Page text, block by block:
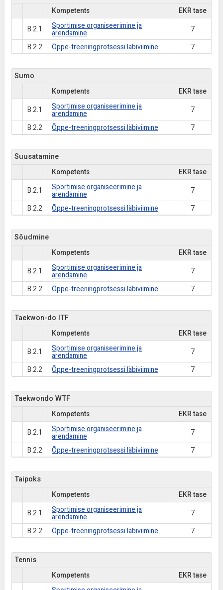
Kompetents EKR tase
B.2.1
Sportimise organiseerimine ja
arendamine
7
B.2.2 Õppe-treeningprotsessi läbiviimine 7
Sumo
Kompetents EKR tase
B.2.1
Sportimise organiseerimine ja
arendamine
7
B.2.2 Õppe-treeningprotsessi läbiviimine 7
Suusatamine
Kompetents EKR tase
B.2.1
Sportimise organiseerimine ja
arendamine
7
B.2.2 Õppe-treeningprotsessi läbiviimine 7
Sõudmine
Kompetents EKR tase
B.2.1
Sportimise organiseerimine ja
arendamine
7
B.2.2 Õppe-treeningprotsessi läbiviimine 7
Taekwon-do ITF
Kompetents EKR tase
B.2.1
Sportimise organiseerimine ja
arendamine
7
B.2.2 Õppe-treeningprotsessi läbiviimine 7
Taekwondo WTF
Kompetents EKR tase
B.2.1
Sportimise organiseerimine ja
arendamine
7
B.2.2 Õppe-treeningprotsessi läbiviimine 7
Taipoks
Kompetents EKR tase
B.2.1
Sportimise organiseerimine ja
arendamine
7
B.2.2 Õppe-treeningprotsessi läbiviimine 7
Tennis
Kompetents EKR tase